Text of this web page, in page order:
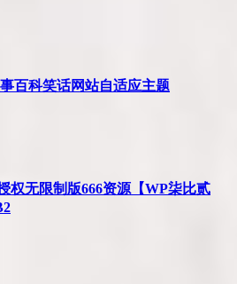
百科笑话网站自适应主题
权无限制版666资源【WP柒比贰